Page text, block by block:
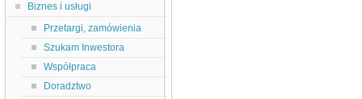
Biznes i usługi
Przetargi, zamówienia
Szukam Inwestora
Współpraca
Doradztwo